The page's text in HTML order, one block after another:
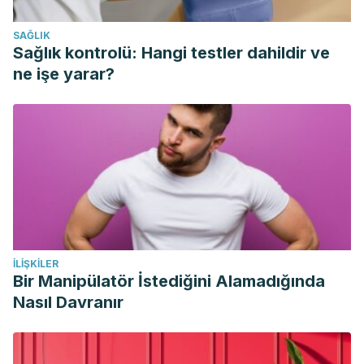
Herrera, A. (2013). El Desayuno Y Su Importancia ¿Es
Realmente El Desayuno Una Necesidad Fisiológica O Un
Hábito Saludable?
Kuang H, Yang F, et al. The impact of egg nutrient
composition and its consumption on cholesterol
homeostasis.
Cholesterol.Agosto 2018.
Lenzi de Almeida K. C, Spreafico Fernandes F, et al. Efecto
de la semilla de linaza (Linum usitatissimum) en el
crecimiento de ratas wistar.
Revista Chilena de Nutrición.
Diciembre 2008. 35 (4): 43-451.
Lezcano, E. P. (2010). Cereales para el desayuno.
Nutrients. Julio
SAĞLIK
Sağlık kontrolü: Hangi testler dahildir ve
ne işe yarar?
İLIŞKILER
Bir Manipülatör İstediğini Alamadığında
Nasıl Davranır